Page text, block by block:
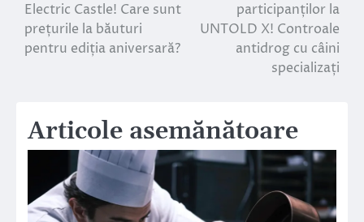
articole
Electric Castle! Care sunt
prețurile la băuturi
pentru ediția aniversară?
participanților la
UNTOLD X! Controale
antidrog cu câini
specializați
Articole asemănătoare